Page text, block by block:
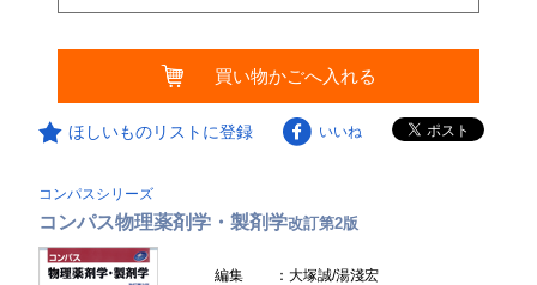
買い物かごへ入れる
ほしいものリストに登録 いいね
コンパスシリーズ
コンパス物理薬剤学・製剤学改訂第2版
編集
：大塚誠/湯淺宏